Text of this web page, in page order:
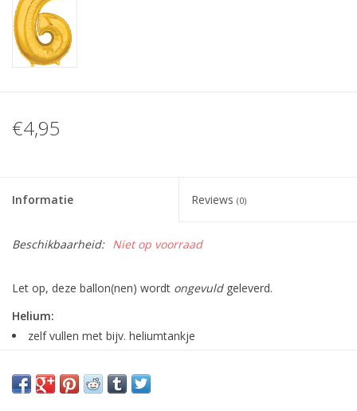
€4,95
Informatie Reviews (0)
Beschikbaarheid: Niet op voorraad
Let op, deze ballon(nen) wordt ongevuldgeleverd.
Helium:
zelf vullen met bijv. heliumtankje
minimaal 1 week goed (meestal veel langer)
maximaal plezier